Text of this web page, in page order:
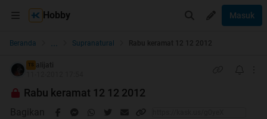
Hobby Masuk
Beranda ... Supranatural Rabu keramat 12 12 2012
TS alijati
Rabu keramat 12 12 2012
Bagikan